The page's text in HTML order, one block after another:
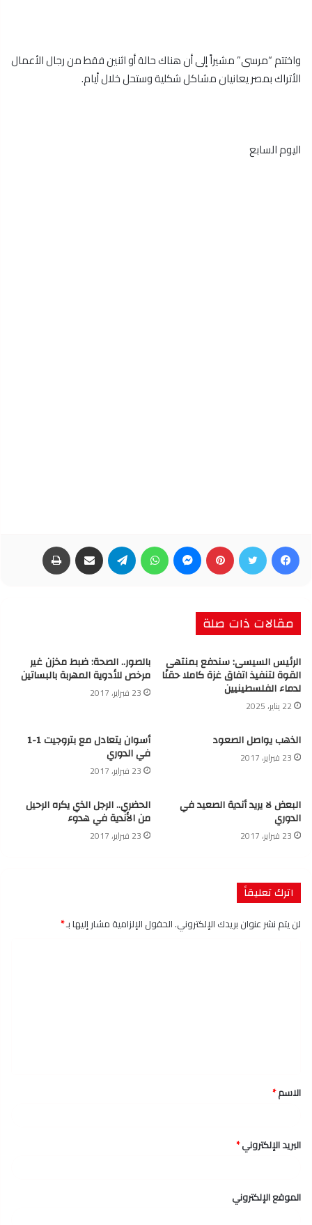
واختتم “مرسى” مشيراً إلى أن هناك حالة أو اثنين فقط من رجال الأعمال
الأتراك بمصر يعانيان مشاكل شكلية وستحل خلال أيام.
اليوم السابع
فيسبوك تويتر بينتيريست ماسنجر واتساب تيلقرام مشاركة عبر البريد
مقالات ذات صلة
الرئيس السيسى: سندفع بمنتهى
القوة لتنفيذ اتفاق غزة كاملا حقنًا
لدماء الفلسطينيين
22 يناير، 2025
بالصور.. الصحة: ضبط مخزن غير
مرخص للأدوية المهربة بالبساتين
23 فبراير، 2017
الذهب يواصل الصعود
23 فبراير، 2017
أسوان يتعادل مع بتروجيت 1-1
في الدوري
23 فبراير، 2017
البعض لا يريد أندية الصعيد في
الدوري
23 فبراير، 2017
الحضري.. الرجل الذي يكره الرحيل
من الأندية في هدوء
23 فبراير، 2017
اترك تعليقاً
لن يتم نشر عنوان بريدك الإلكتروني.الحقول الإلزامية مشار إليها بـ*
*
الاسم*
البريد الإلكتروني*
الموقع الإلكتروني